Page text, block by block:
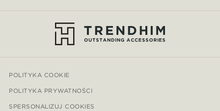
POLITYKA COOKIE
POLITYKA PRYWATNOŚCI
SPERSONALIZUJ COOKIES